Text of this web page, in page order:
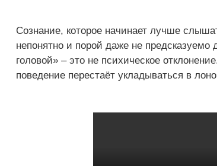
Сознание, которое начинает лучше
непонятно и порой даже не
головой» – это не психическое
поведение перестаёт укладываться в